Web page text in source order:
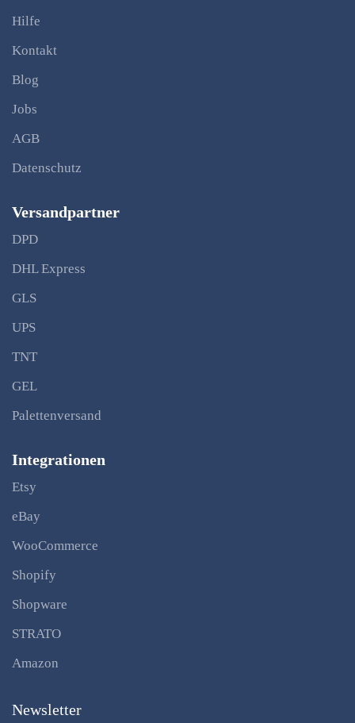
Hilfe
Kontakt
Blog
Jobs
AGB
Datenschutz
Versandpartner
DPD
DHL Express
GLS
UPS
TNT
GEL
Palettenversand
Integrationen
Etsy
eBay
WooCommerce
Shopify
Shopware
STRATO
Amazon
Newsletter